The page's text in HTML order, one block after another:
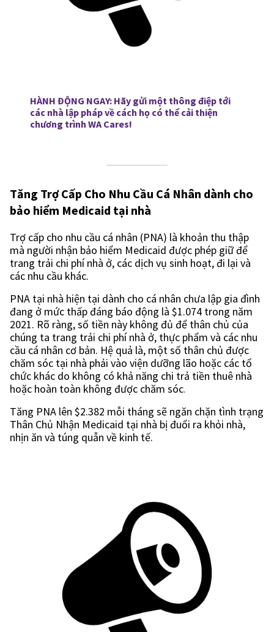
HÀNH ĐỘNG NGAY: Hãy gửi một thông điệp tới
các nhà lập pháp về cách họ có thể cải thiện
chương trình WA Cares!
Tăng Trợ Cấp Cho Nhu Cầu Cá Nhân dành cho
bảo hiểm Medicaid tại nhà
Trợ cấp cho nhu cầu cá nhân (PNA) là khoản thu thập
mà người nhận bảo hiểm Medicaid được phép giữ để
trang trải chi phí nhà ở, các dịch vụ sinh hoạt, đi lại và
các nhu cầu khác.
PNA tại nhà hiện tại dành cho cá nhân chưa lập gia đình
đang ở mức thấp đáng báo động là $1.074 trong năm
2021. Rõ ràng, số tiền này không đủ để thân chủ của
chúng ta trang trải chi phí nhà ở, thực phẩm và các nhu
cầu cá nhân cơ bản. Hệ quả là, một số thân chủ được
chăm sóc tại nhà phải vào viện dưỡng lão hoặc các tổ
chức khác do không có khả năng chi trả tiền thuê nhà
hoặc hoàn toàn không được chăm sóc.
Tăng PNA lên $2.382 mỗi tháng sẽ ngăn chặn tình trạng
Thân Chủ Nhận Medicaid tại nhà bị đuổi ra khỏi nhà,
nhịn ăn và túng quẫn về kinh tế.